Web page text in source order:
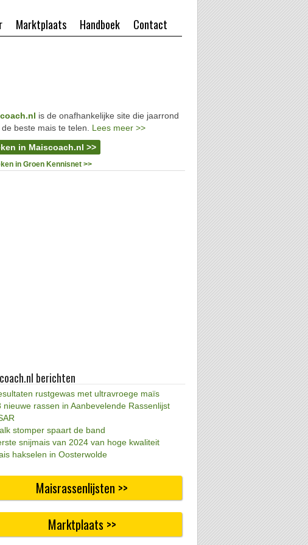
Contact
Handboek
Marktplaats
is de onafhankelijke site die jaarrond
beste mais te telen. Lees meer >>
in Maiscoach.nl >>
in Groen Kennisnet >>
berichten
rustgewas met ultravroege maïs
nieuwe rassen in Aanbevelende Rassenlijst
stomper spaart de band
snijmais van 2024 van hoge kwaliteit
hakselen in Oosterwolde
Maisrassenlijsten >>
Marktplaats >>